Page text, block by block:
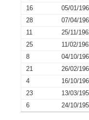
16
05/01/
28
07/04/
11
25/11/
25
11/02/
8
04/10/
21
26/02/
4
16/10/
23
13/03/
6
24/10/